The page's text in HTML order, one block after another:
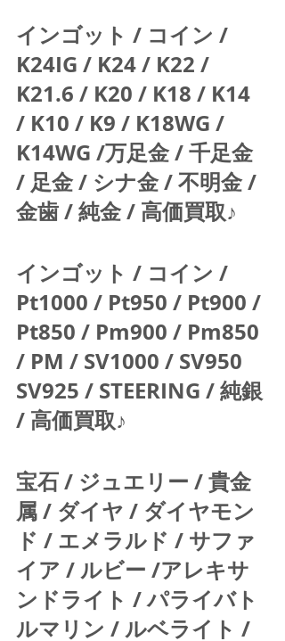
インゴット / コイン /
K24IG / K24 / K22 /
K21.6 / K20 / K18 / K14
/ K10 / K9 / K18WG /
K14WG /万足金 / 千足金
/ 足金 / シナ金 / 不明金 /
金歯 / 純金 / 高価買取♪
インゴット / コイン /
Pt1000 / Pt950 / Pt900 /
Pt850 / Pm900 / Pm850
/ PM / SV1000 / SV950
SV925 / STEERING / 純銀
/ 高価買取♪
宝石 / ジュエリー / 貴金
属 / ダイヤ / ダイヤモン
ド / エメラルド / サファ
イア / ルビー /アレキサ
ンドライト / パライバト
ルマリン / ルベライト /